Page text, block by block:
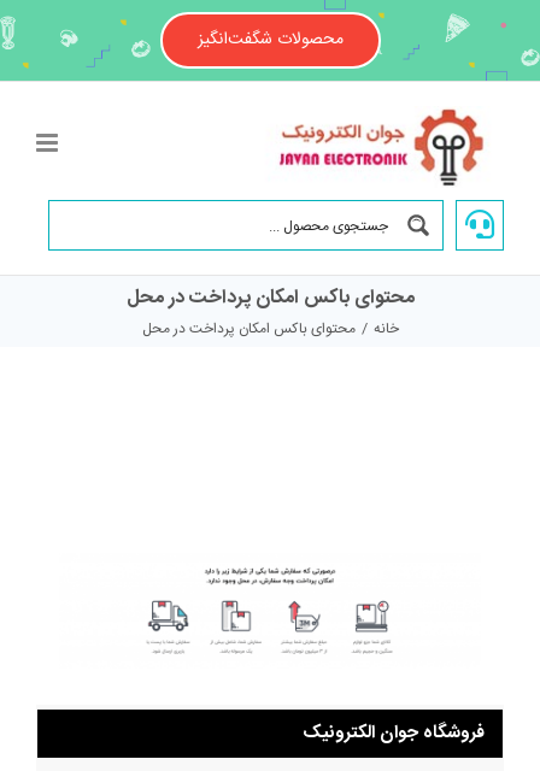
content
محصولات شگفت‌انگیز
محتوای باکس امکان پرداخت در محل
خانه / محتوای باکس امکان پرداخت در محل
فروشگاه جوان الکترونیک